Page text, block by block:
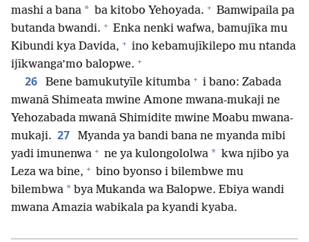
mashi a bana * ba kitobo Yehoyada. + Bamwipaila pa
butanda bwandi. + Enka nenki wafwa, bamujīka mu
Kibundi kya Davida, + ino kebamujīkilepo mu ntanda
ijīkwanga’mo balopwe. +
26 Bene bamukutyīle kitumba + i bano: Zabada
mwanā Shimeata mwine Amone mwana-mukaji ne
Yehozabada mwanā Shimidite mwine Moabu mwana-
mukaji. 27
Myanda ya bandi bana ne myanda mibi
yadi imunenwa + ne ya kulongololwa * kwa njibo ya
Leza wa bine, + bino byonso i bilembwe mu
bilembwa * bya Mukanda wa Balopwe. Ebiya wandi
mwana Amazia wabikala pa kyandi kyaba.